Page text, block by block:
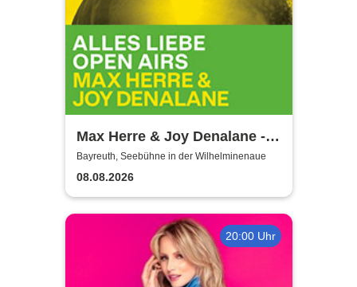
Max Herre & Joy Denalane -
Alles Liebe Open Airs '26
Bayreuth, Seebühne in der Wilhelminenaue
08.08.2026
20:00 Uhr